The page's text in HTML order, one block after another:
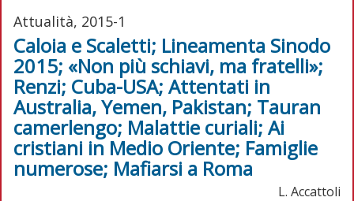
Attualità, 2015-1
Caloia e Scaletti; Lineamenta Sinodo
2015; «Non più schiavi, ma fratelli»;
Renzi; Cuba-USA; Attentati in
Australia, Yemen, Pakistan; Tauran
camerlengo; Malattie curiali; Ai
cristiani in Medio Oriente; Famiglie
numerose; Mafiarsi a Roma
L. Accattoli